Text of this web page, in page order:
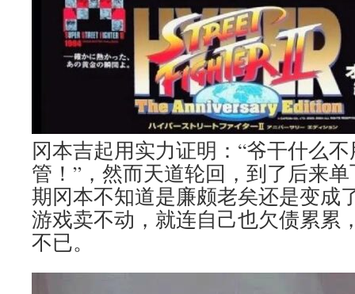
冈本吉起用实力证明：“爷干什么
管！”，然而天道轮回，到了后来
期冈本不知道是廉颇老矣还是变成
游戏卖不动，就连自己也欠债累累
不已。